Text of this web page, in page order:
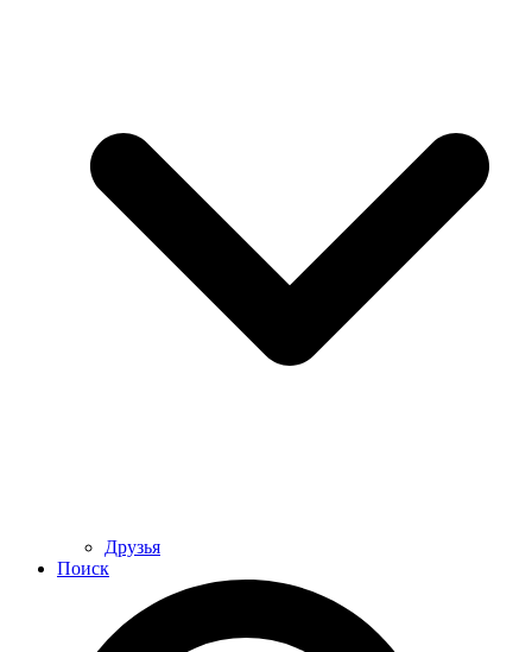
Друзья
Поиск